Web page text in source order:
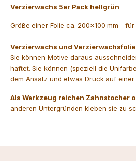
Verzierwachs 5er Pack hellgrün
Größe einer Folie ca. 200x100 mm -
Verzierwachs und
Sie können Motive daraus
haftet. Sie können (speziell die
dem Ansatz und etwas Druck auf
Als Werkzeug reichen Zahnstocher
anderen Untergründen kleben sie zu